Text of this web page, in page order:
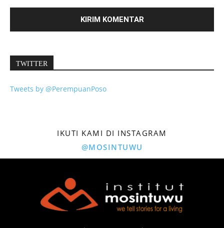
TWITTER
Tweets by @PerempuanPoso
IKUTI KAMI DI INSTAGRAM
@MOSINTUWU